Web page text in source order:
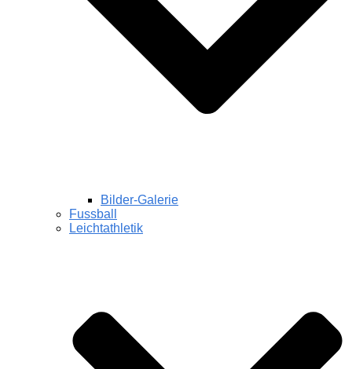
Bilder-Galerie
Fussball
Leichtathletik